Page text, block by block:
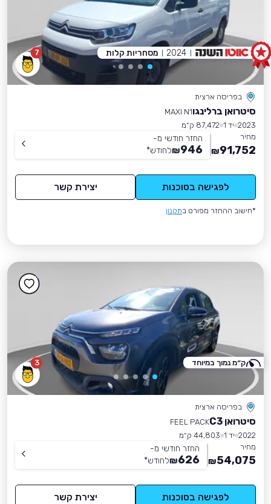
7
בפריסה ארצית
סיטרואן ברלינגוMAXI N1
2023 יד 1
87,472 ק״מ
מחיר
91,752
₪
החזר חודשי מ-
946
₪לחודש*
לפגישה בסוכנות יצירת קשר
*חישוב ההחזר מפורט בתקנון
2024 מסחריות קלות
3
בפריסה ארצית
סיטרואן C3
FEEL PACK
2022 יד 1
44,803 ק״מ
מחיר
54,075
₪
החזר חודשי מ-
626
₪לחודש*
לפגישה בסוכנות יצירת קשר
ק״מ נמוך במיוחד